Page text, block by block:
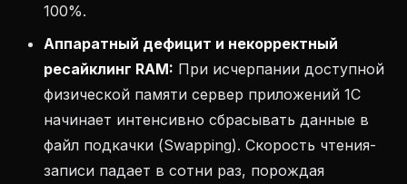
100%.
Аппаратный дефицит и некорректный
ресайклинг RAM: При исчерпании доступной
физической памяти сервер приложений 1С
начинает интенсивно сбрасывать данные в
файл подкачки (Swapping). Скорость чтения-
записи падает в сотни раз, порождая